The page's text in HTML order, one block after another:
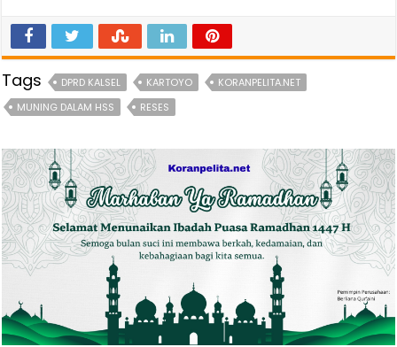
Tags DPRD KALSEL KARTOYO
KORANPELITA.NET
MUNING DALAM HSS
RESES